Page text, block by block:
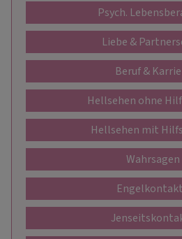
Psych.
Liebe &
Beruf &
Hellsehen ohne
Hellsehen mit
Wahrsagen